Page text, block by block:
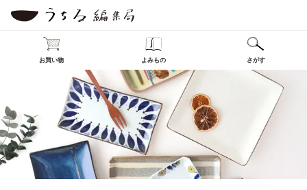
お買い物 よみもの さがす